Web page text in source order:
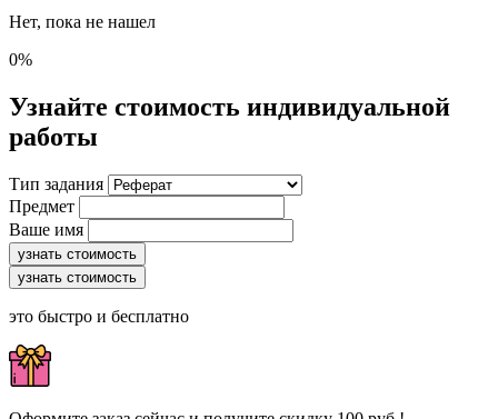
Нет, пока не нашел
0%
Узнайте стоимость индивидуальной
работы
Тип задания
Предмет
Ваше имя
узнать стоимость
узнать стоимость
это быстро и бесплатно